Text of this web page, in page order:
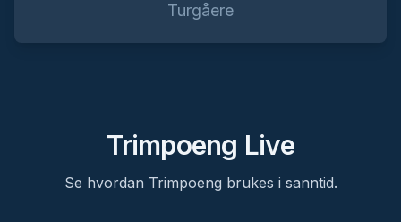
Evangertrimmen 2026
Evanger grendalag
Turgåere
Trimpoeng Live
Se hvordan Trimpoeng brukes i sanntid.